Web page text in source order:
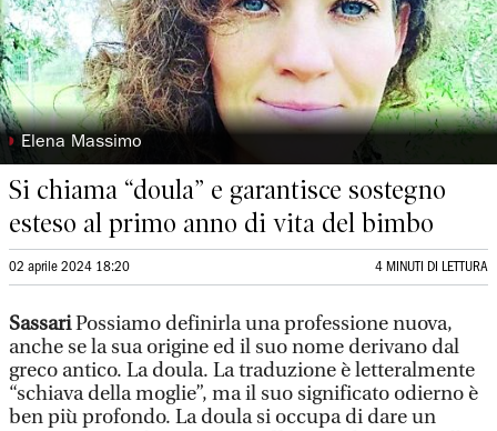
◗ Elena Massimo
Si chiama “doula” e garantisce sostegno
esteso al primo anno di vita del bimbo
02 aprile 2024 18:20 4 MINUTI DI LETTURA
SassariPossiamo definirla una professione nuova,
anche se la sua origine ed il suo nome derivano dal
greco antico. La doula. La traduzione è letteralmente
“schiava della moglie”, ma il suo significato odierno è
ben più profondo. La doula si occupa di dare un